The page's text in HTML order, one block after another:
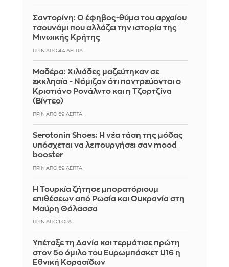
Σαντορίνη: Ο έφηβος-θύμα του αρχαίου
τσουνάμι που αλλάζει την ιστορία της
Μινωικής Κρήτης
ΠΡΙΝ ΑΠΌ 44 ΛΕΠΤΆ
Μαδέρα: Χιλιάδες μαζεύτηκαν σε
εκκλησία - Νόμιζαν ότι παντρεύονται ο
Κριστιάνο Ρονάλντο και η Τζορτζίνα
(Βίντεο)
ΠΡΙΝ ΑΠΌ 59 ΛΕΠΤΆ
Serotonin Shoes: Η νέα τάση της μόδας
υπόσχεται να λειτουργήσει σαν mood
booster
ΠΡΙΝ ΑΠΌ 59 ΛΕΠΤΆ
Η Τουρκία ζήτησε μπορατόριουμ
επιθέσεων από Ρωσία και Ουκρανία στη
Μαύρη Θάλασσα
ΠΡΙΝ ΑΠΌ 1 ΏΡΑ
Υπέταξε τη Δανία και τερμάτισε πρώτη
στον 5ο όμιλο του Ευρωμπάσκετ U16 η
Εθνική Κορασίδων